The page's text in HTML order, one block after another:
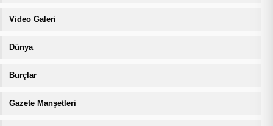
Video Galeri
Dünya
Burçlar
Gazete Manşetleri